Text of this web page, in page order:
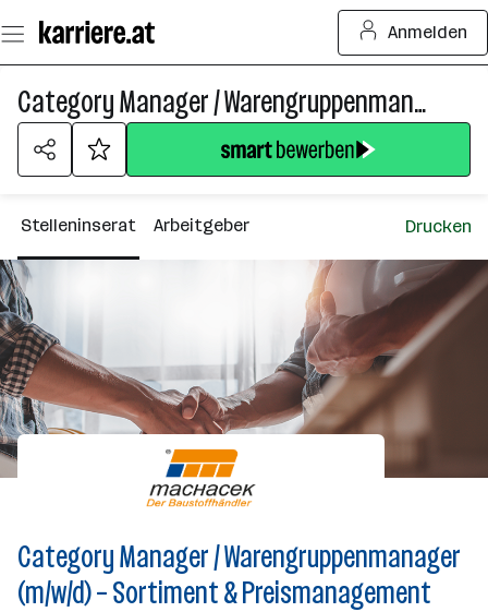
Seiteninhalt
springen
Anmelden
Category Manager / Warengruppenmanager (m/w/d) – Sortiment & Preismanagement
Stelleninserat Arbeitgeber Drucken
Category Manager / Warengruppenmanager
(m/w/d) – Sortiment & Preismanagement